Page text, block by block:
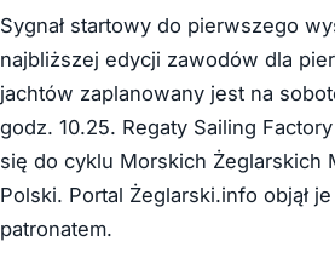
Sygnał startowy do pierwszego
najbliższej edycji zawodów dla
jachtów zaplanowany jest na
godz. 10.25. Regaty Sailing
się do cyklu Morskich Żeglarskich
Polski. Portal Żeglarski.info objął
patronatem.